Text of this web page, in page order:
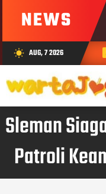
NEWS
wb_sunny AUG, 7 2026
Sleman
Patroli